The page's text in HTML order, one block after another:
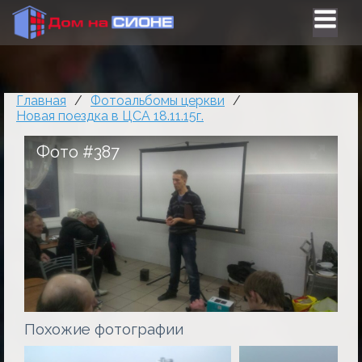
Главная / Фотоальбомы церкви /
Новая поездка в ЦСА 18.11.15г.
Фото #387
Похожие фотографии